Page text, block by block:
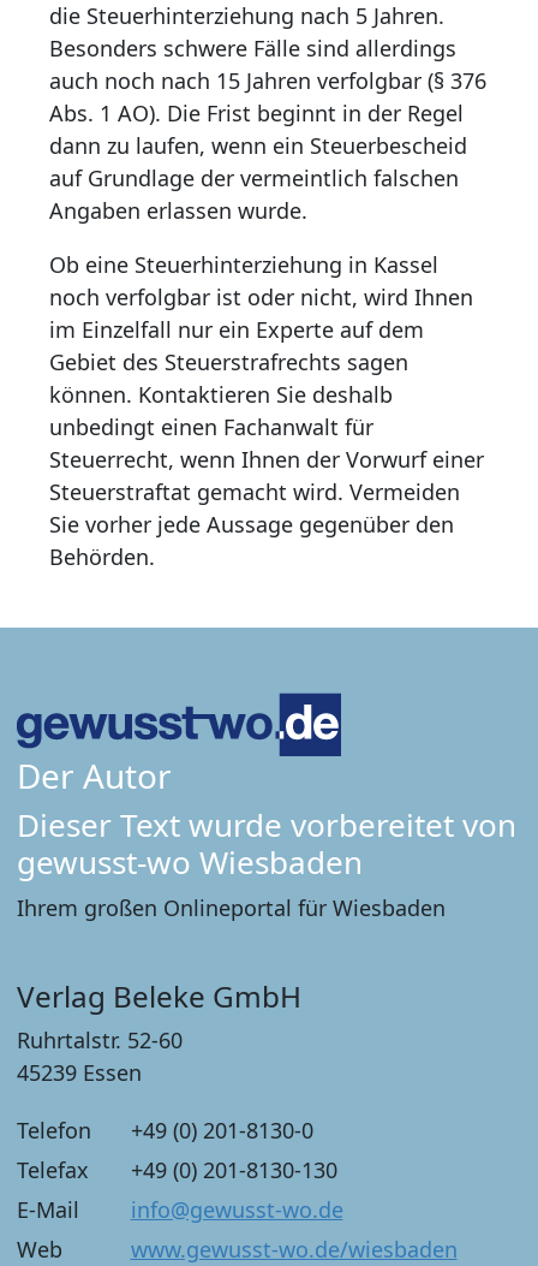
die Steuerhinterziehung nach 5 Jahren.
Besonders schwere Fälle sind allerdings
auch noch nach 15 Jahren verfolgbar (§ 376
Abs. 1 AO). Die Frist beginnt in der Regel
dann zu laufen, wenn ein Steuerbescheid
auf Grundlage der vermeintlich falschen
Angaben erlassen wurde.
Ob eine Steuerhinterziehung in Kassel
noch verfolgbar ist oder nicht, wird Ihnen
im Einzelfall nur ein Experte auf dem
Gebiet des Steuerstrafrechts sagen
können. Kontaktieren Sie deshalb
unbedingt einen Fachanwalt für
Steuerrecht, wenn Ihnen der Vorwurf einer
Steuerstraftat gemacht wird. Vermeiden
Sie vorher jede Aussage gegenüber den
Behörden.
Der Autor
Dieser Text wurde vorbereitet von
gewusst-wo Wiesbaden
Ihrem großen Onlineportal für Wiesbaden
Verlag Beleke GmbH
Ruhrtalstr. 52-60
45239 Essen
Telefon
+49 (0) 201-8130-0
Telefax
+49 (0) 201-8130-130
E-Mail
info@gewusst-wo.de
Web
www.gewusst-wo.de/wiesbaden